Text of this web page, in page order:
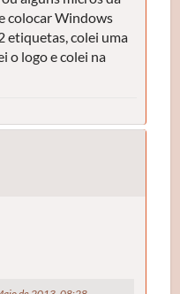
colocar Windows
etiquetas, colei uma
o logo e colei na